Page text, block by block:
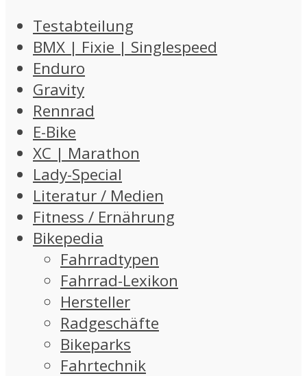
Testabteilung
BMX | Fixie | Singlespeed
Enduro
Gravity
Rennrad
E-Bike
XC | Marathon
Lady-Special
Literatur / Medien
Fitness / Ernährung
Bikepedia
Fahrradtypen
Fahrrad-Lexikon
Hersteller
Radgeschäfte
Bikeparks
Fahrtechnik